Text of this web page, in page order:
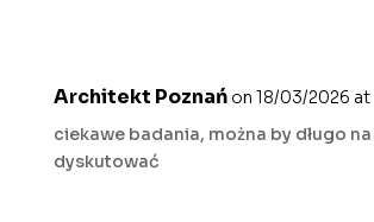
Architekt Poznań on 18/03/2026 at
ciekawe badania, można by długo
dyskutować